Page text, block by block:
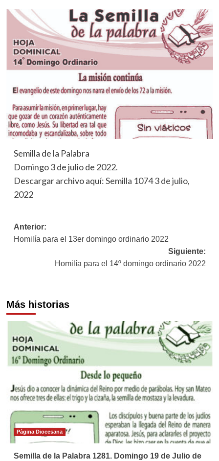
Semilla de la Palabra
Domingo 3 de julio de 2022.
Descargar archivo aquí:Semilla 1074 3 de julio,
2022
Navegación
de
entradas
Anterior:
Homilía para el 13er domingo ordinario 2022
Siguiente:
Homilía para el 14º domingo ordinario 2022
Más historias
Página Diocesana
Semilla de la Palabra 1281. Domingo 19 de Julio de